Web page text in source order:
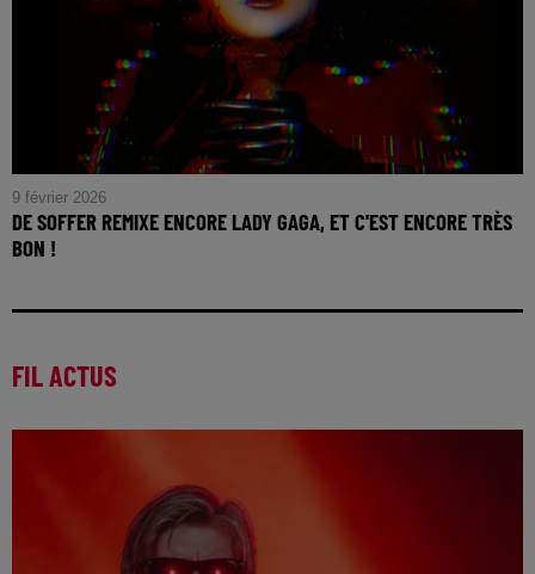
9 février 2026
DE SOFFER REMIXE ENCORE LADY GAGA, ET C'EST ENCORE TRÈS
BON !
FIL ACTUS